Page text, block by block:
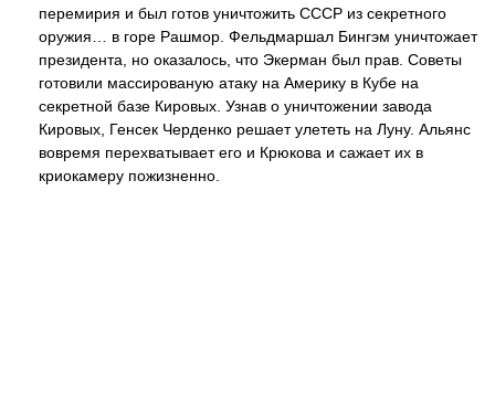
перемирия и был готов уничтожить СССР из секретного
оружия… в горе Рашмор. Фельдмаршал Бингэм уничтожает
президента, но оказалось, что Экерман был прав. Советы
готовили массированую атаку на Америку в Кубе на
секретной базе Кировых. Узнав о уничтожении завода
Кировых, Генсек Черденко решает улететь на Луну. Альянс
вовремя перехватывает его и Крюкова и сажает их в
криокамеру пожизненно.